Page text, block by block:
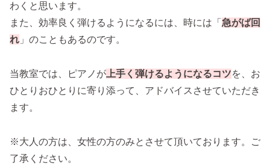
わくと思います。
また、効率良く弾けるようになるには、時には「 急がば回
れ 」のこともあるのです。
当教室では、ピアノが 上手く弾けるようになるコツを、お
ひとりおひとりに寄り添って、アドバイスさせていただき
ます。
※大人の方は、女性の方のみとさせて頂いております。ご
了承ください。